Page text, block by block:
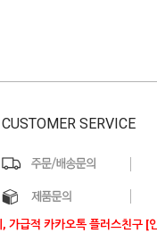
가급적 카카오톡 플러스친구 [
CUSTOMER SERVICE